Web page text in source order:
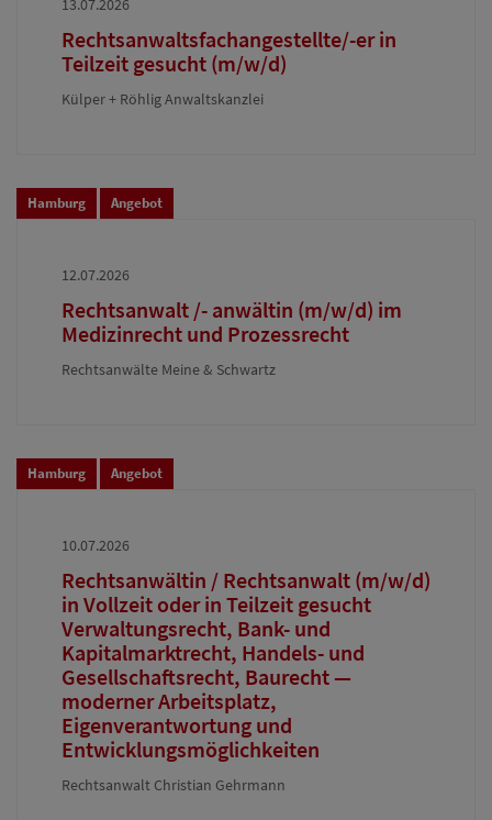
13.07.2026
Rechtsanwaltsfachangestellte/-er in
Teilzeit gesucht (m/w/d)
Külper + Röhlig Anwaltskanzlei
Hamburg Angebot
12.07.2026
Rechtsanwalt /- anwältin (m/w/d) im
Medizinrecht und Prozessrecht
Rechtsanwälte Meine & Schwartz
Hamburg Angebot
10.07.2026
Rechtsanwältin / Rechtsanwalt (m/w/d)
in Vollzeit oder in Teilzeit gesucht
Verwaltungsrecht, Bank- und
Kapitalmarktrecht, Handels- und
Gesellschaftsrecht, Baurecht —
moderner Arbeitsplatz,
Eigenverantwortung und
Entwicklungsmöglichkeiten
Rechtsanwalt Christian Gehrmann